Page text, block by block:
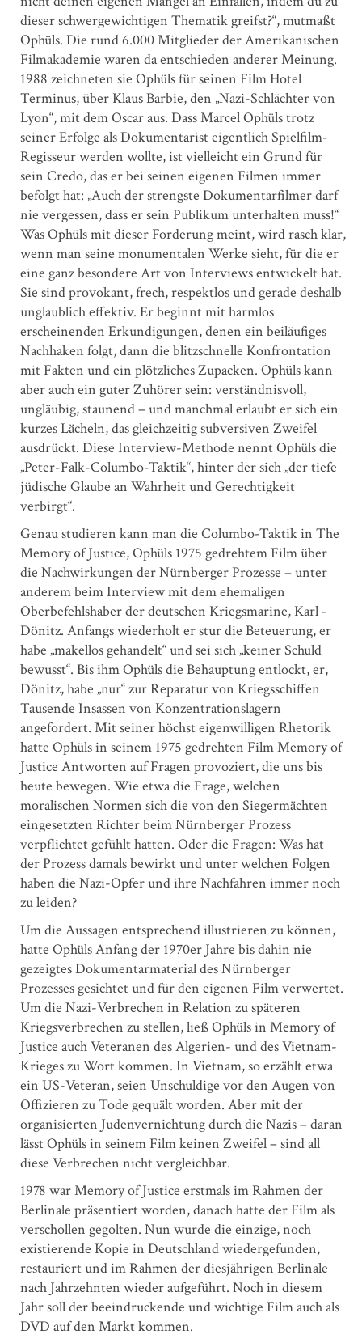
dieser schwergewichtigen Thematik greifst?“, mutmaßt
Ophüls. Die rund 6.000 Mitglieder der Amerikanischen
Filmakademie waren da entschieden anderer Meinung.
1988 zeichneten sie Ophüls für seinen Film Hotel
Terminus, über Klaus Barbie, den „Nazi-Schlächter von
Lyon“, mit dem Oscar aus. Dass Marcel Ophüls trotz
seiner Erfolge als Dokumentarist eigentlich Spielfilm-
Regisseur werden wollte, ist vielleicht ein Grund für
sein Credo, das er bei seinen eigenen Filmen immer
befolgt hat: „Auch der strengste Dokumentarfilmer darf
nie vergessen, dass er sein Publikum unterhalten muss!“
Was Ophüls mit dieser Forderung meint, wird rasch klar,
wenn man seine monumentalen Werke sieht, für die er
eine ganz besondere Art von Interviews entwickelt hat.
Sie sind provokant, frech, respektlos und gerade deshalb
unglaublich effektiv. Er beginnt mit harmlos
erscheinenden Erkundigungen, denen ein beiläufiges
Nachhaken folgt, dann die blitzschnelle Konfrontation
mit Fakten und ein plötzliches Zupacken. Ophüls kann
aber auch ein guter Zuhörer sein: verständnisvoll,
ungläubig, staunend – und manchmal erlaubt er sich ein
kurzes Lächeln, das gleichzeitig subversiven Zweifel
ausdrückt. Diese Interview-Methode nennt Ophüls die
„Peter-Falk-Columbo-Taktik“, hinter der sich „der tiefe
jüdische Glaube an Wahrheit und Gerechtigkeit
verbirgt“.
Genau studieren kann man die Columbo-Taktik in The
Memory of Justice, Ophüls 1975 gedrehtem Film über
die Nachwirkungen der Nürnberger Prozesse – unter
anderem beim Interview mit dem ehemaligen
Oberbefehlshaber der deutschen Kriegsmarine, Karl ­
Dönitz. Anfangs wiederholt er stur die Beteuerung, er
habe „makellos gehandelt“ und sei sich „keiner Schuld
bewusst“. Bis ihm Ophüls die Behauptung entlockt, er,
Dönitz, habe „nur“ zur Reparatur von Kriegsschiffen
Tausende Insassen von Konzentrationslagern
angefordert. Mit seiner höchst eigenwilligen Rhetorik
hatte Ophüls in seinem 1975 gedrehten Film Memory of
Justice Antworten auf Fragen provoziert, die uns bis
heute bewegen. Wie etwa die Frage, welchen
moralischen Normen sich die von den Siegermächten
eingesetzten Richter beim Nürnberger Prozess
verpflichtet gefühlt hatten. Oder die Fragen: Was hat
der Prozess damals bewirkt und unter welchen Folgen
haben die Nazi-Opfer und ihre Nachfahren immer noch
zu leiden?
Um die Aussagen entsprechend illustrieren zu können,
hatte Ophüls Anfang der 1970er Jahre bis dahin nie
gezeigtes Dokumentarmaterial des Nürnberger
Prozesses gesichtet und für den eigenen Film verwertet.
Um die Nazi-Verbrechen in Relation zu späteren
Kriegsverbrechen zu stellen, ließ Ophüls in Memory of
Justice auch Veteranen des Algerien- und des Vietnam-
Krieges zu Wort kommen. In Vietnam, so erzählt etwa
ein US-Veteran, seien Unschuldige vor den Augen von
Offizieren zu Tode gequält worden. Aber mit der
organisierten Judenvernichtung durch die Nazis – daran
lässt Ophüls in seinem Film keinen Zweifel – sind all
diese Verbrechen nicht vergleichbar.
1978 war Memory of Justice erstmals im Rahmen der
Berlinale präsentiert worden, danach hatte der Film als
verschollen gegolten. Nun wurde die einzige, noch
existierende Kopie in Deutschland wiedergefunden,
restauriert und im Rahmen der diesjährigen Berlinale
nach Jahrzehnten wieder aufgeführt. Noch in diesem
Jahr soll der beeindruckende und wichtige Film auch als
DVD auf den Markt kommen.